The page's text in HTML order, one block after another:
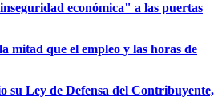
económica" a las puertas
mitad que el empleo y las horas de
su Ley de Defensa del Contribuyente,